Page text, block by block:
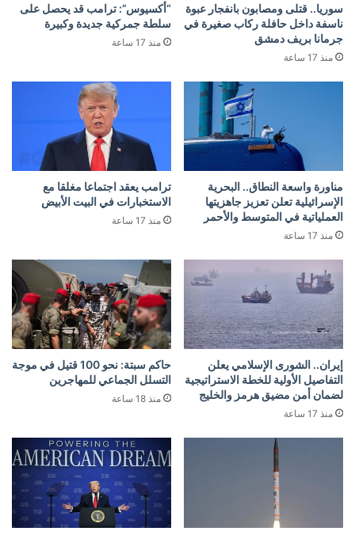
سوريا.. قتلى ومصابون بانفجار عبوة
ناسفة داخل حافلة ركاب صغيرة في
جرمانا بريف دمشق
منذ 17 ساعة
“أكسيوس”: ترامب قد يحصل على
سلطة جمركية جديدة وكبيرة
منذ 17 ساعة
مناورة واسعة النطاق.. البحرية
الإسرائيلية تعلن تعزيز جاهزيتها
العملياتية في المتوسط والأحمر
منذ 17 ساعة
ترامب يعقد اجتماعا مغلقا مع
الاستخبارات في البيت الأبيض
منذ 17 ساعة
إيران.. الشورى الإسلامي يعلن
التفاصيل الأولية للخطة الاستراتيجية
لضمان أمن مضيق هرمز والخليج
منذ 17 ساعة
حاكم سبتة: نحو 100 قتيل في موجة
التسلل الجماعي للمهاجرين
منذ 18 ساعة